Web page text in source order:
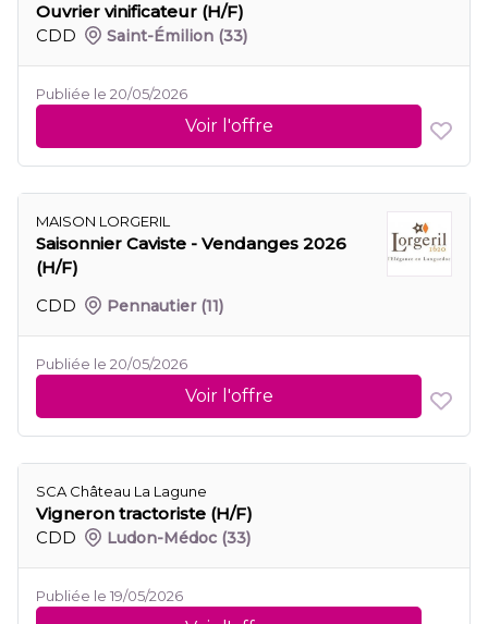
Ouvrier vinificateur (H/F)
CDD
Saint-Émilion (33)
Publiée le 20/05/2026
Voir l'offre
MAISON LORGERIL
Saisonnier Caviste - Vendanges 2026
(H/F)
CDD
Pennautier (11)
Publiée le 20/05/2026
Voir l'offre
SCA Château La Lagune
Vigneron tractoriste (H/F)
CDD
Ludon-Médoc (33)
Publiée le 19/05/2026